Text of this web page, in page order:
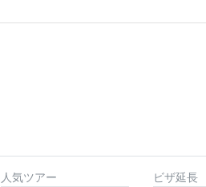
人気ツアー
ビザ延長